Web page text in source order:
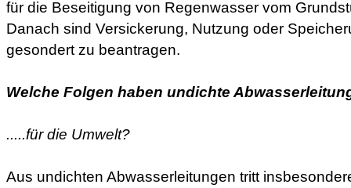
für die Beseitigung von Regenwasser vom
Danach sind Versickerung, Nutzung oder
gesondert zu beantragen.
Welche Folgen haben undichte
.....für die Umwelt?
Aus undichten Abwasserleitungen tritt